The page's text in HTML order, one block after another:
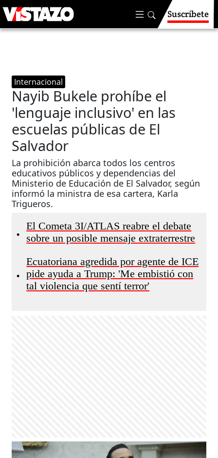
Suscríbete
Internacional
Nayib Bukele prohíbe el
'lenguaje inclusivo' en las
escuelas públicas de El
Salvador
La prohibición abarca todos los centros
educativos públicos y dependencias del
Ministerio de Educación de El Salvador, según
informó la ministra de esa cartera, Karla
Trigueros.
•
El Cometa 3I/ATLAS reabre el debate
sobre un posible mensaje extraterrestre
•
Ecuatoriana agredida por agente de ICE
pide ayuda a Trump: 'Me embistió con
tal violencia que sentí terror'